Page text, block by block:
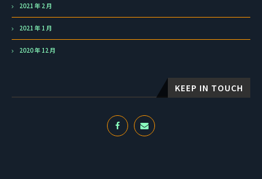
2021 年 2 月
2021 年 1 月
2020 年 12 月
KEEP IN TOUCH